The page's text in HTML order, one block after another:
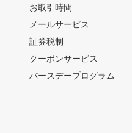
お取引時間
メールサービス
証券税制
クーポンサービス
バースデープログラム